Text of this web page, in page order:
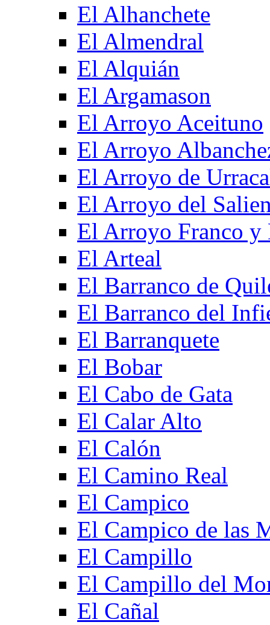
El Alhanchete
El Almendral
El Alquián
El Argamason
El Arroyo Aceituno
El Arroyo
El Arroyo de
El Arroyo del
El Arroyo Franco y
El Arteal
El Barranco de
El Barranco del
El Barranquete
El Bobar
El Cabo de Gata
El Calar Alto
El Calón
El Camino Real
El Campico
El Campico de las
El Campillo
El Campillo del
El Cañal